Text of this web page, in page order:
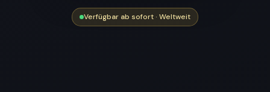
Verfügbar ab sofort · Weltweit